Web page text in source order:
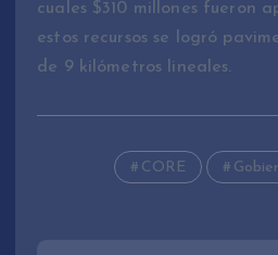
cuales $310 millones fueron
estos recursos se logró
de 9 kilómetros lineales.
CORE